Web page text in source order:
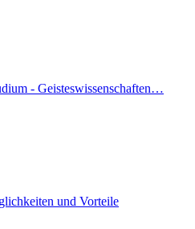
- Geisteswissenschaften…
und Vorteile